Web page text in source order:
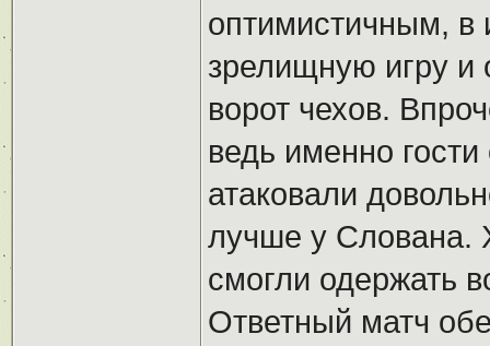
оптимистичным, в
зрелищную игру и
ворот чехов.
ведь именно
атаковали
лучше у Слована.
смогли одержать
Ответный матч